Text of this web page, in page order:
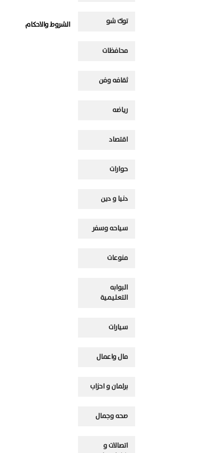
توك شو
محافظات
ثقافه وفن
رياضه
اقتصاد
حوارات
دنيا و دين
سياحه وسفر
منوعات
البوابه
التعليمية
سيارات
مال واعمال
برلمان و احزاب
صحه وجمال
اتصالات و
الشروط والاحكام